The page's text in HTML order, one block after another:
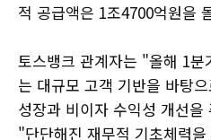
적 공급액은 1조4700억원을
토스뱅크 관계자는 "올해 1
는 대규모 고객 기반을 바탕
성장과 비이자 수익성 개선
"단단해진 재무적 기초체력